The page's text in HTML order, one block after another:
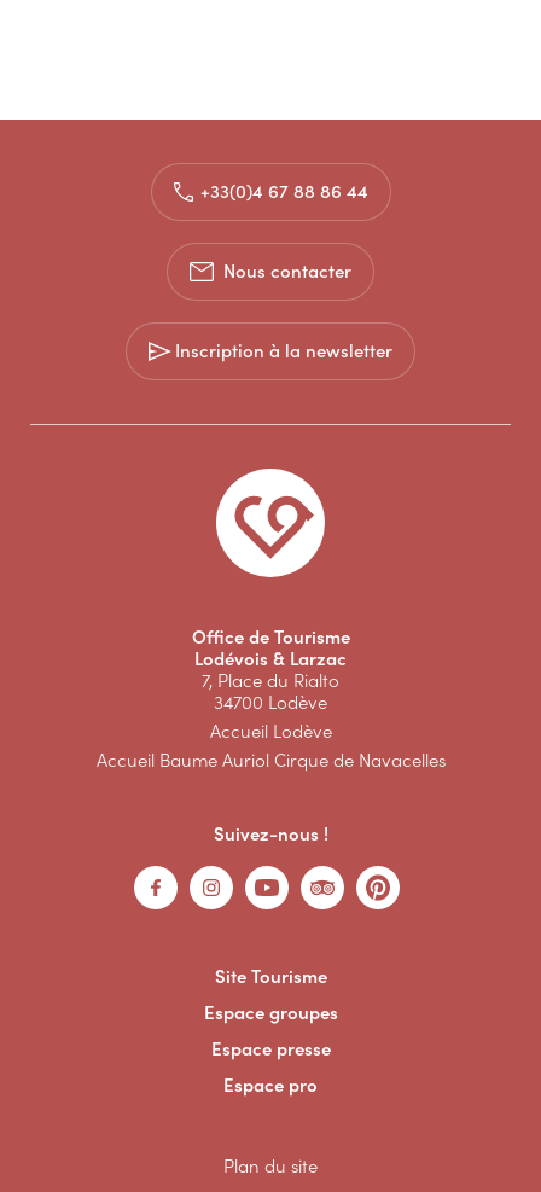
+33(0)4 67 88 86 44
Nous contacter
Inscription à la newsletter
Office de Tourisme
Lodévois & Larzac
7, Place du Rialto
34700 Lodève
Accueil Lodève
Accueil Baume Auriol Cirque de Navacelles
Suivez-nous !
Site Tourisme
Espace groupes
Espace presse
Espace pro
Plan du site